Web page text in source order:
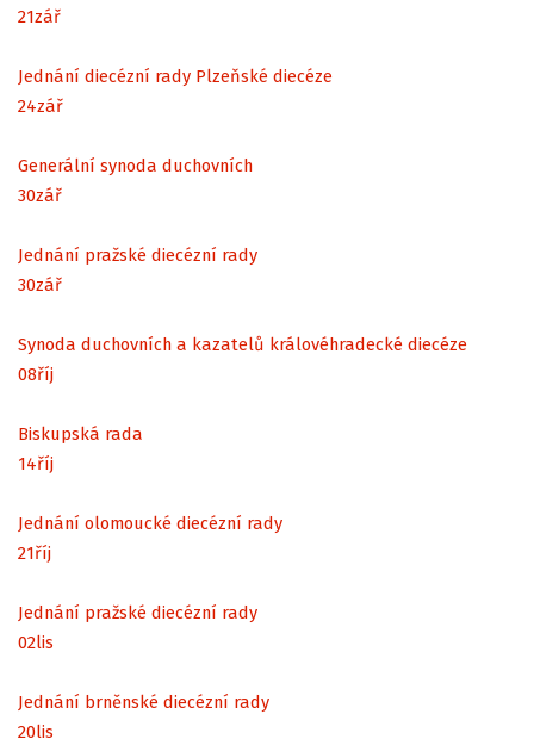
21zář
Jednání diecézní rady Plzeňské diecéze
24zář
Generální synoda duchovních
30zář
Jednání pražské diecézní rady
30zář
Synoda duchovních a kazatelů královéhradecké diecéze
08říj
Biskupská rada
14říj
Jednání olomoucké diecézní rady
21říj
Jednání pražské diecézní rady
02lis
Jednání brněnské diecézní rady
20lis